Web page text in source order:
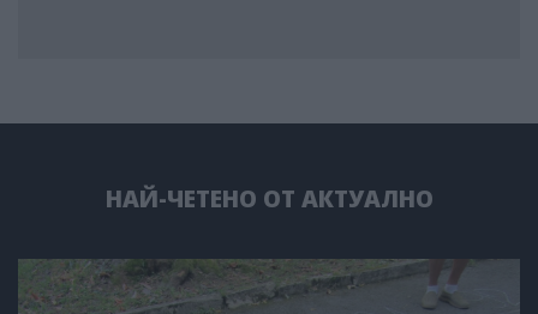
НАЙ-ЧЕТЕНО ОТ АКТУАЛНО